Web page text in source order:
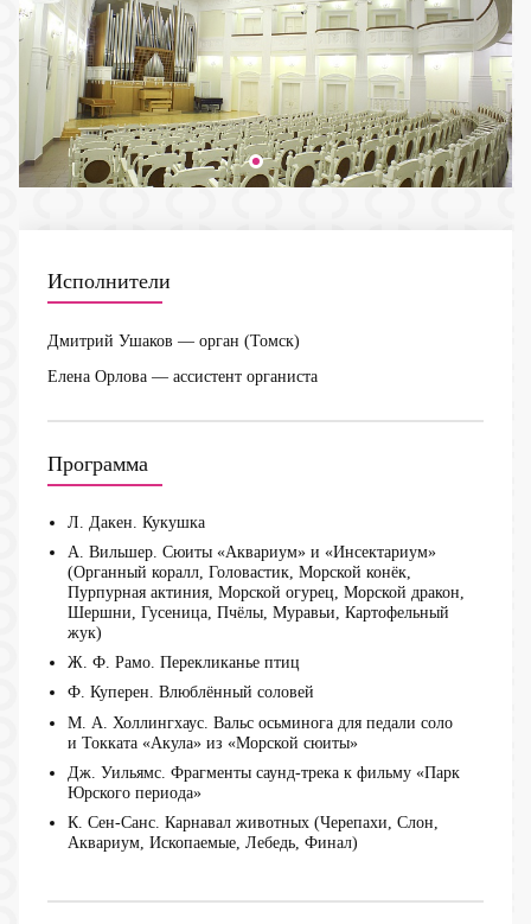
Исполнители
Дмитрий Ушаков — орган (Томск)
Елена Орлова — ассистент органиста
Программа
Л. Дакен. Кукушка
А. Вильшер. Сюиты «Аквариум» и «Инсектариум»
(Органный коралл, Головастик, Морской конёк,
Пурпурная актиния, Морской огурец, Морской дракон,
Шершни, Гусеница, Пчёлы, Муравьи, Картофельный
жук)
Ж. Ф. Рамо. Перекликанье птиц
Ф. Куперен. Влюблённый соловей
М. А. Холлингхаус. Вальс осьминога для педали соло
и Токката «Акула» из «Морской сюиты»
Дж. Уильямс. Фрагменты саунд-трека к фильму «Парк
Юрского периода»
К. Сен-Санс. Карнавал животных (Черепахи, Слон,
Аквариум, Ископаемые, Лебедь, Финал)